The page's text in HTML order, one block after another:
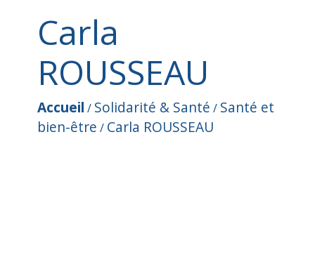
Carla
ROUSSEAU
Accueil / Solidarité & Santé / Santé et
bien-être / Carla ROUSSEAU